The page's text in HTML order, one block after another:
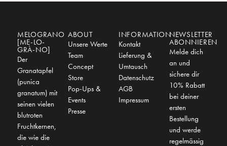
MELOGRANO
[ME-LO-
GRÀ-NO]
Der
Granatapfel
(punica
granatum) mit
seinen vielen
blutroten
Fruchtkernen,
die wie die
ABOUT
Unsere Werte
Team
Concept
Store
Pop-Ups &
Events
Presse
INFORMATION
Kontakt
Lieferung &
Umtausch
Datenschutz
AGB
Impressum
NEWSLETTER
ABONNIEREN
Melde dich
an und
sichere dir
10% Rabatt
bei deiner
ersten
Bestellung
und werde
regelmässig